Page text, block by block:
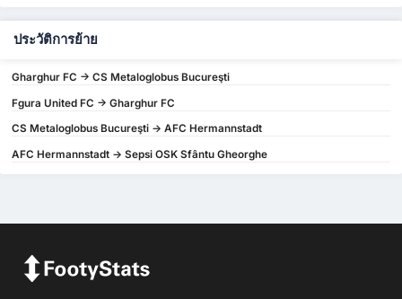
ประวัติการย้าย
Gharghur FC -> CS Metaloglobus Bucureşti
Fgura United FC -> Gharghur FC
CS Metaloglobus Bucureşti -> AFC Hermannstadt
AFC Hermannstadt -> Sepsi OSK Sfântu Gheorghe